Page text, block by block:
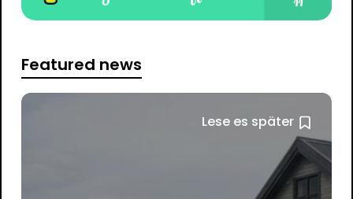
Featured news
Lese es später